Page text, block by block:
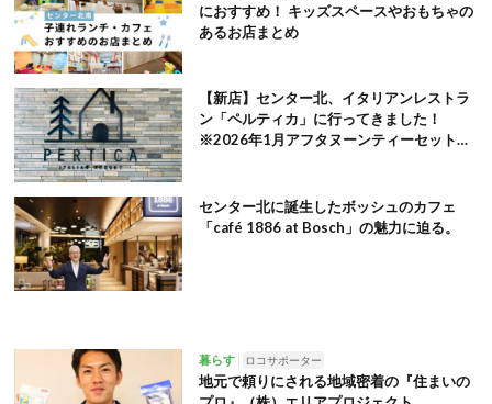
におすすめ！ キッズスペースやおもちゃの
あるお店まとめ
【新店】センター北、イタリアンレストラ
ン「ペルティカ」に行ってきました！
※2026年1月アフタヌーンティーセット追
センター北に誕生したボッシュのカフェ
「café 1886 at Bosch」の魅力に迫る。
暮らす ロコサポーター
地元で頼りにされる地域密着の『住まいの